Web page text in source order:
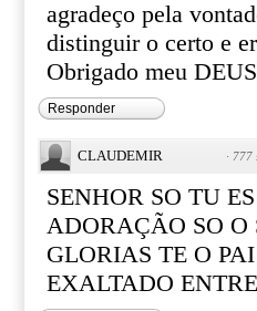
agradeço pela
distinguir o certo e
Obrigado meu
Responder
CLAUDEMIR · 777
SENHOR SO TU
ADORAÇÃO SO O
GLORIAS TE O
EXALTADO